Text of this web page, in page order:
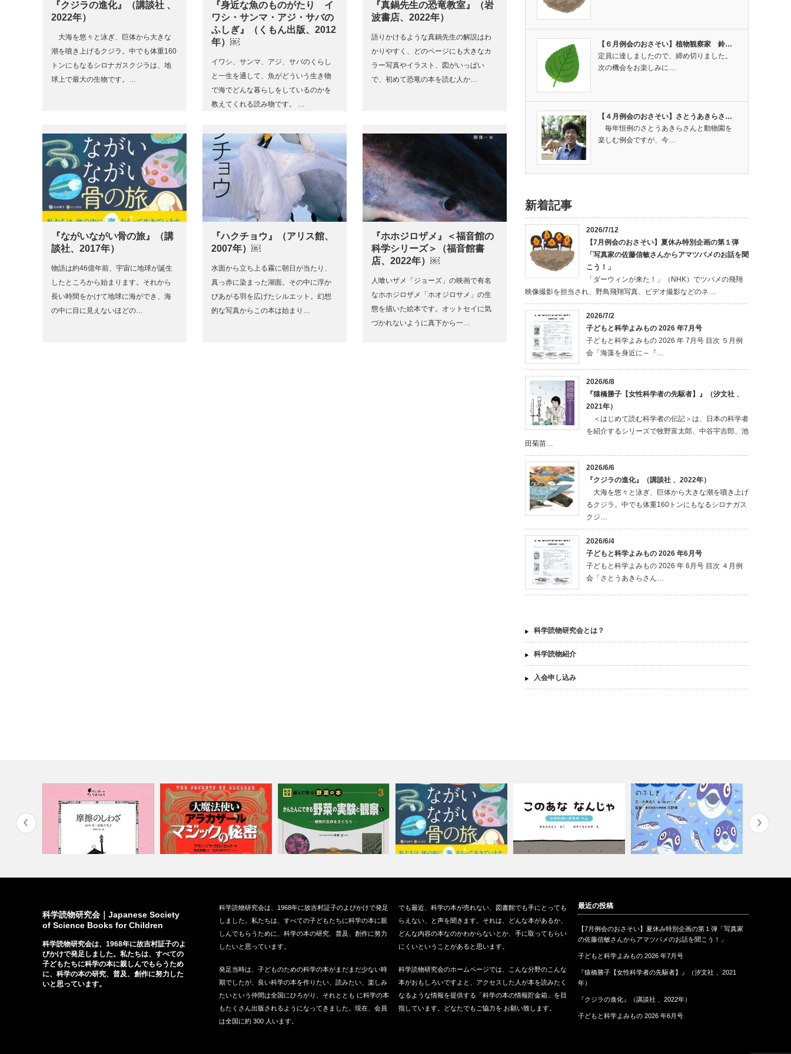
『クジラの進化』（講談社 、
2022年）
大海を悠々と泳ぎ、巨体から大きな
潮を噴き上げるクジラ。中でも体重160
トンにもなるシロナガスクジラは、地
球上で最大の生物です。…
『身近な魚のものがたり イ
ワシ・サンマ・アジ・サバの
ふしぎ』（くもん出版、2012
年）￼
イワシ、サンマ、アジ、サバのくらし
と一生を通して、魚がどういう生き物
で海でどんな暮らしをしているのかを
教えてくれる読み物です。 …
『真鍋先生の恐竜教室』（岩
波書店、2022年）
語りかけるような真鍋先生の解説はわ
かりやすく、どのページにも大きなカ
ラー写真やイラスト、図がいっぱい
で、初めて恐竜の本を読む人か…
『ながいながい骨の旅』（講
談社、2017年）
物語は約46億年前、宇宙に地球が誕生
したところから始まります。それから
長い時間をかけて地球に海ができ、海
の中に目に見えないほどの…
『ハクチョウ』（アリス館、
2007年）￼
水面から立ち上る霧に朝日が当たり、
真っ赤に染まった湖面。その中に浮か
びあがる羽を広げたシルエット。幻想
的な写真からこの本は始まり…
『ホホジロザメ』＜福音館の
科学シリーズ＞（福音館書
店、2022年）￼
人喰いザメ「ジョーズ」の映画で有名
なホホジロザメ「ホオジロサメ」の生
態を描いた絵本です。オットセイに気
づかれないように真下から一…
【６月例会のおさそい】植物観察家 鈴…
定員に達しましたので、締め切りました。
次の機会をお楽しみに…
【４月例会のおさそい】さとうあきらさ…
毎年恒例のさとうあきらさんと動物園を
楽しむ例会ですが、今…
新着記事
2026/7/12
【7月例会のおさそい】夏休み特別企画の第１弾
「写真家の佐藤信敏さんからアマツバメのお話を聞
こう！」
「ダーウィンが来た！」（NHK）でツバメの飛翔
映像撮影を担当され、野鳥飛翔写真、ビデオ撮影などのネ…
2026/7/2
子どもと科学よみもの 2026 年7月号
子どもと科学よみもの 2026 年 7月号 目次 ５月例
会「海藻を身近に～『…
2026/6/8
『猿橋勝子【女性科学者の先駆者】』（汐文社 、
2021年）
＜はじめて読む科学者の伝記＞は、日本の科学者
を紹介するシリーズで牧野富太郎、中谷宇吉郎、池
田菊苗…
2026/6/6
『クジラの進化』（講談社 、2022年）
大海を悠々と泳ぎ、巨体から大きな潮を噴き上げ
るクジラ。中でも体重160トンにもなるシロナガス
クジ…
2026/6/4
子どもと科学よみもの 2026 年6月号
子どもと科学よみもの 2026 年 6月号 目次 ４月例
会「さとうあきらさん…
科学読物研究会とは？
科学読物紹介
入会申し込み
エディタス、…
（東京堂出版、…
と観察』（偕…
社、2017…
いきものへ…
科学読物研究会｜Japanese Society
of Science Books for Children
科学読物研究会は、1968年に故吉村証子のよ
びかけで発足しました。私たちは、すべての
子どもたちに科学の本に親しんでもらうため
に、科学の本の研究、普及、創作に努力した
いと思っています。
科学読物研究会は、1968年に故吉村証子のよびかけで発足
しました。私たちは、すべての子どもたちに科学の本に親
しんでもらうために、科学の本の研究、普及、創作に努力
したいと思っています。
発足当時は、子どものための科学の本がまだまだ少ない時
期でしたが、良い科学の本を作りたい、読みたい、楽しみ
たいという仲間は全国にひろがり、それととも に科学の本
もたくさん出版されるようになってきました。現在、会員
は全国に約 300 人います。
でも最近、科学の本が売れない、図書館でも手にとっても
らえない、と声を聞きます。それは、どんな本があるか、
どんな内容の本なのかわからないとか、手に取ってもらい
にくいということがあると思います。
科学読物研究会のホームページでは、こんな分野のこんな
本がおもしろいですよと、アクセスした人が本を読みたく
なるような情報を提供する「科学の本の情報貯金箱」を目
指しています。どなたでもご協力を お願い致します。
最近の投稿
【7月例会のおさそい】夏休み特別企画の第１弾「写真家
の佐藤信敏さんからアマツバメのお話を聞こう！」
子どもと科学よみもの 2026 年7月号
『猿橋勝子【女性科学者の先駆者】』（汐文社 、2021
年）
『クジラの進化』（講談社 、2022年）
子どもと科学よみもの 2026 年6月号